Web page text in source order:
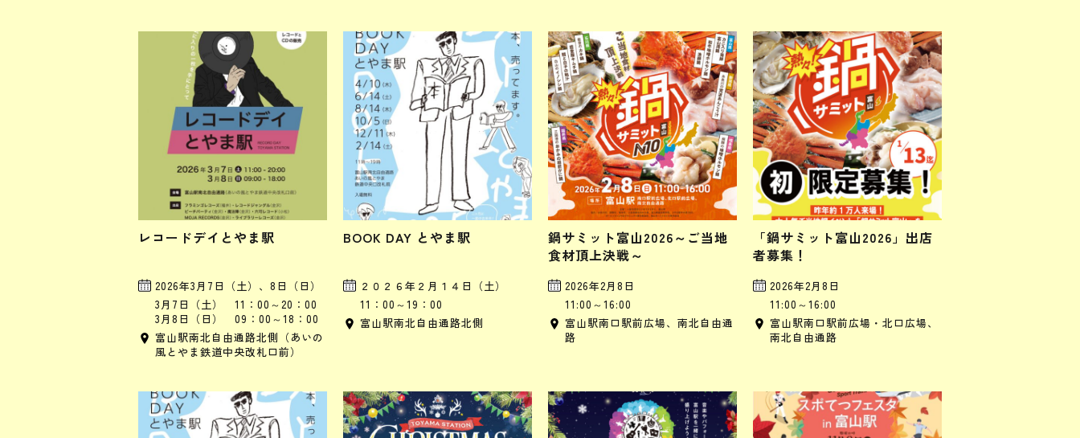
レコードデイとやま駅
2026年3月7日（土）、8日（日）
3月7日（土） 11：00～20：00
3月8日（日） 09：00～18：00
富山駅南北自由通路北側（あいの
風とやま鉄道中央改札口前）
BOOK DAY とやま駅
２０２６年２月１４日（土）
11：00～19：00
富山駅南北自由通路北側
鍋サミット富山2026～ご当地
食材頂上決戦～
2026年2月8日
11:00～16:00
富山駅南口駅前広場、南北自由通
路
「鍋サミット富山2026」出店
者募集！
2026年2月8日
11:00～16:00
富山駅南口駅前広場・北口広場、
南北自由通路